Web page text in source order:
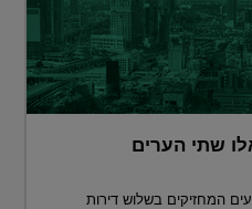
שתי הערים
המחזיקים בשלוש דירות